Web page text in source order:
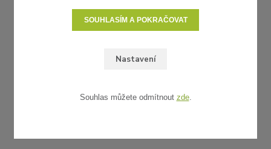
UŽITEČNÉ ODKAZY
Platba a doprava
Nastavení
SOUHLASÍM A POKRAČOVAT
Souhlas můžete odmítnout zde.